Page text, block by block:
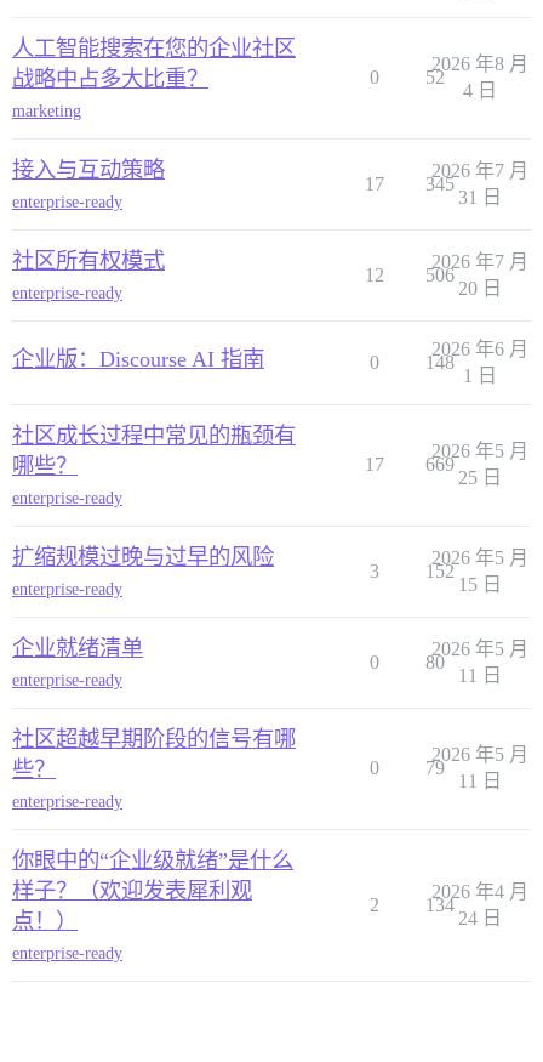
人工智能搜索在您的企业社区
战略中占多大比重？
marketing
0 52
2026 年8 月
4 日
接入与互动策略
enterprise-ready
17 345
2026 年7 月
31 日
社区所有权模式
enterprise-ready
12 506
2026 年7 月
20 日
企业版：Discourse AI 指南 0 148
2026 年6 月
1 日
社区成长过程中常见的瓶颈有
哪些？
enterprise-ready
17 669
2026 年5 月
25 日
扩缩规模过晚与过早的风险
enterprise-ready
3 152
2026 年5 月
15 日
企业就绪清单
enterprise-ready
0 80
2026 年5 月
11 日
社区超越早期阶段的信号有哪
些？
enterprise-ready
0 79
2026 年5 月
11 日
你眼中的“企业级就绪”是什么
样子？（欢迎发表犀利观
点！）
enterprise-ready
2 134
2026 年4 月
24 日